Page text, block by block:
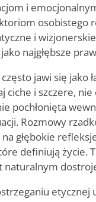
i
osobistego
i
najgłębsze
jawi się jako
ciche i szczere,
pochłonięta
Rozmowy
głębokie
definiują życie.
naturalnym